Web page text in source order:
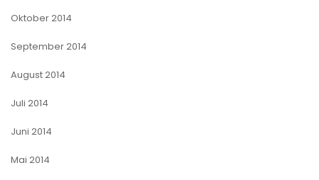
Oktober 2014
September 2014
August 2014
Juli 2014
Juni 2014
Mai 2014